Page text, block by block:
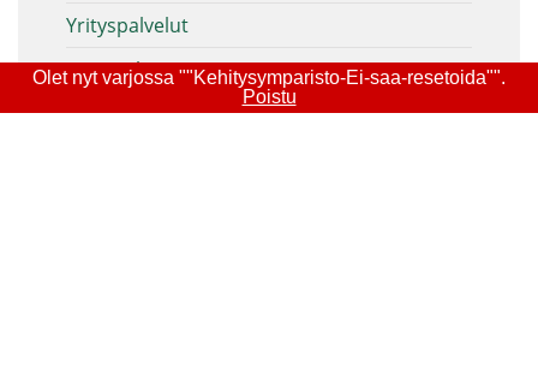
Yrityspalvelut
Yritysrahoitus
Halikonrinne
Olet nyt varjossa ""Kehitysymparisto-Ei-saa-resetoida"".
Poistu